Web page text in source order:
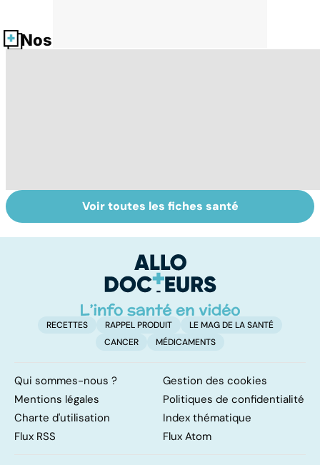
Nos fiches santé
La tuberculose
pulmonaire
Maladie
coeliaque :
gluten
Voir toutes les fiches santé
RECETTES RAPPEL PRODUIT
LE MAG DE LA SANTÉ
CANCER
MÉDICAMENTS
Qui sommes-nous ?
Gestion des cookies
Mentions légales
Politiques de confidentialité
Charte d'utilisation
Index thématique
Flux RSS
Flux Atom